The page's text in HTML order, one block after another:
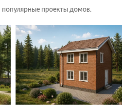
популярные проекты домов.